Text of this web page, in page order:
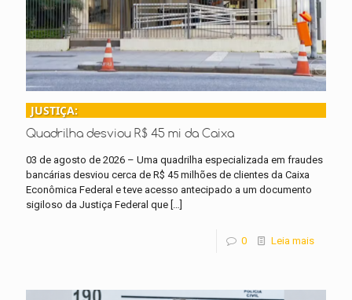
JUSTIÇA:
Quadrilha desviou R$ 45 mi da Caixa
03 de agosto de 2026 – Uma quadrilha especializada em fraudes
bancárias desviou cerca de R$ 45 milhões de clientes da Caixa
Econômica Federal e teve acesso antecipado a um documento
sigiloso da Justiça Federal que […]
0 Leia mais